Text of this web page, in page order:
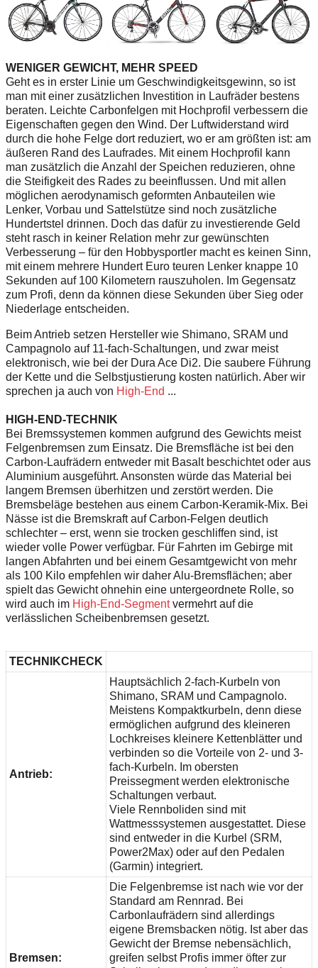
WENIGER GEWICHT, MEHR SPEED
Geht es in erster Linie um Geschwindigkeitsgewinn, so ist
man mit einer zusätzlichen Investition in Laufräder bestens
beraten. Leichte Carbonfelgen mit Hochprofil verbessern die
Eigenschaften gegen den Wind. Der Luftwiderstand wird
durch die hohe Felge dort reduziert, wo er am größten ist: am
äußeren Rand des Laufrades. Mit einem Hochprofil kann
man zusätzlich die Anzahl der Speichen reduzieren, ohne
die Steifigkeit des Rades zu beeinflussen. Und mit allen
möglichen aerodynamisch geformten Anbauteilen wie
Lenker, Vorbau und Sattelstütze sind noch zusätzliche
Hundertstel drinnen. Doch das dafür zu investierende Geld
steht rasch in keiner Relation mehr zur gewünschten
Verbesserung – für den Hobbysportler macht es keinen Sinn,
mit einem mehrere Hundert Euro teuren Lenker knappe 10
Sekunden auf 100 Kilometern rauszuholen. Im Gegensatz
zum Profi, denn da können diese Sekunden über Sieg oder
Niederlage entscheiden.
Beim Antrieb setzen Hersteller wie Shimano, SRAM und
Campagnolo auf 11-fach-Schaltungen, und zwar meist
elektronisch, wie bei der Dura Ace Di2. Die saubere Führung
der Kette und die Selbstjustierung kosten natürlich. Aber wir
sprechen ja auch von High-End ...
HIGH-END-TECHNIK
Bei Bremssystemen kommen aufgrund des Gewichts meist
Felgenbremsen zum Einsatz. Die Bremsfläche ist bei den
Carbon-Laufrädern entweder mit Basalt beschichtet oder aus
Aluminium ausgeführt. Ansonsten würde das Material bei
langem Bremsen überhitzen und zerstört werden. Die
Bremsbeläge bestehen aus einem Carbon-Keramik-Mix. Bei
Nässe ist die Bremskraft auf Carbon-Felgen deutlich
schlechter – erst, wenn sie trocken geschliffen sind, ist
wieder volle Power verfügbar. Für Fahrten im Gebirge mit
langen Abfahrten und bei einem Gesamtgewicht von mehr
als 100 Kilo empfehlen wir daher Alu-Bremsflächen; aber
spielt das Gewicht ohnehin eine untergeordnete Rolle, so
wird auch im High-End-Segmentvermehrt auf die
verlässlichen Scheibenbremsen gesetzt.
TECHNIKCHECK
Antrieb:
Hauptsächlich 2-fach-Kurbeln von
Shimano, SRAM und Campagnolo.
Meistens Kompaktkurbeln, denn diese
ermöglichen aufgrund des kleineren
Lochkreises kleinere Kettenblätter und
verbinden so die Vorteile von 2- und 3-
fach-Kurbeln. Im obersten
Preissegment werden elektronische
Schaltungen verbaut.
Viele Rennboliden sind mit
Wattmesssystemen ausgestattet. Diese
sind entweder in die Kurbel (SRM,
Power2Max) oder auf den Pedalen
(Garmin) integriert.
Bremsen:
Die Felgenbremse ist nach wie vor der
Standard am Rennrad. Bei
Carbonlaufrädern sind allerdings
eigene Bremsbacken nötig. Ist aber das
Gewicht der Bremse nebensächlich,
greifen selbst Profis immer öfter zur